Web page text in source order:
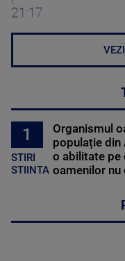
21:17
1
STIRI
STIINTA
Organismul
populație din
o abilitate pe
oamenilor nu